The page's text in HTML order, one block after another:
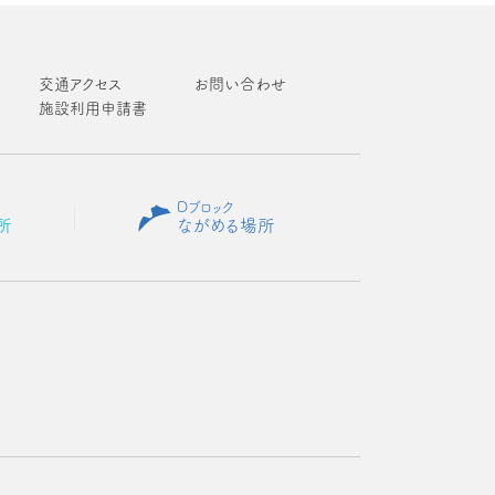
交通アクセス
お問い合わせ
施設利用申請書
Dブロック
ながめる場所